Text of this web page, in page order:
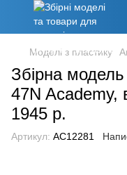
Моделі з пластику
Збірна
47N Academy,
1945 р.
Артикул: AC12281